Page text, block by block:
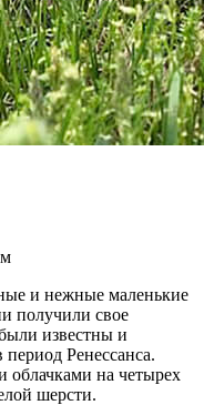
и нежные маленькие
получили свое
известны и
Ренессанса.
облачками на четырех
шерсти.